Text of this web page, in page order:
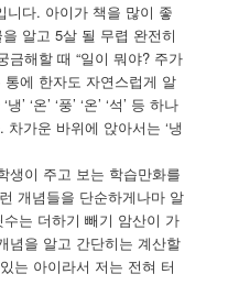
니다. 아이가 책을 많이 좋
알고 5살 될 무렵 완전히
금해할 때 “일이 뭐야? 주가
에 한자도 자연스럽게 알
‘온’ ‘풍’ ‘온’ ‘석’ 등 하나
가운 바위에 앉아서는 ‘냉
생이 주고 보는 학습만화를
개념들을 단순하게나마 알
는 더하기 빼기 암산이 가
념을 알고 간단히는 계산할
는 아이라서 저는 전혀 터